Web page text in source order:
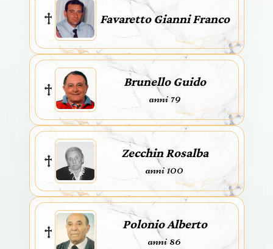
Favaretto Gianni Franco
Brunello Guido
anni 79
Zecchin Rosalba
anni 100
Polonio Alberto
anni 86